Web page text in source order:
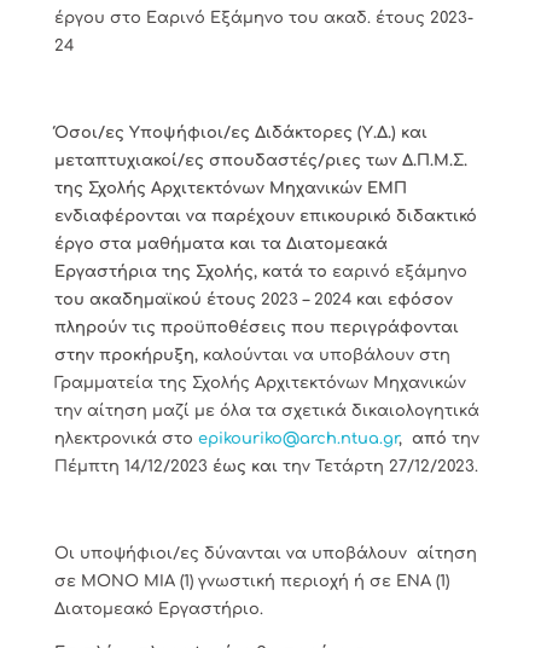
έργου στο Εαρινό Εξάμηνο του ακαδ. έτους 2023-
24
Όσοι/ες Υποψήφιοι/ες Διδάκτορες (Υ.Δ.) και
μεταπτυχιακοί/ες σπουδαστές/ριες των Δ.Π.Μ.Σ.
της Σχολής Αρχιτεκτόνων Μηχανικών ΕΜΠ
ενδιαφέρονται να παρέχουν επικουρικό διδακτικό
έργο στα μαθήματα και τα Διατομεακά
Εργαστήρια της Σχολής, κατά το εαρινό εξάμηνο
του ακαδημαϊκού έτους 2023 – 2024 και εφόσον
πληρούν τις προϋποθέσεις που περιγράφονται
στην προκήρυξη, καλούνται να υποβάλουν στη
Γραμματεία της Σχολής Αρχιτεκτόνων Μηχανικών
την αίτηση μαζί με όλα τα σχετικά δικαιολογητικά
ηλεκτρονικά στο epikouriko@arch.ntua.gr, από την
Πέμπτη 14/12/2023 έως και την Τετάρτη 27/12/2023.
Οι υποψήφιοι/ες δύνανται να υποβάλουν αίτηση
σε ΜΟΝΟ ΜΙΑ (1) γνωστική περιοχή ή σε ΕΝΑ (1)
Διατομεακό Εργαστήριο.